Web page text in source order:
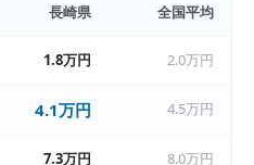
長崎県 全国平均
1.8万円 2.0万円
4.1万円 4.5万円
7.3万円 8.0万円